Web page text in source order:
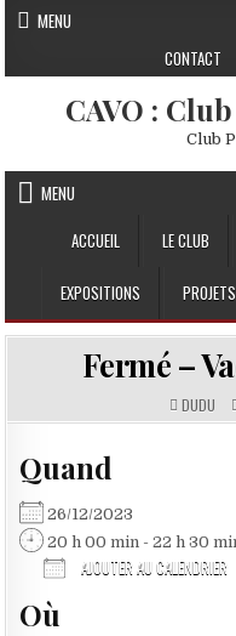
Skip to content
MENU
CONTACT
CAVO :
Club
MENU
ACCUEIL
LE CLUB
EXPOSITIONS PROJETS
Fermé –
DUDU
Quand
26/12/2023
20 h 00 min - 22 h 30
AJOUTER AU CALENDRIER
Où